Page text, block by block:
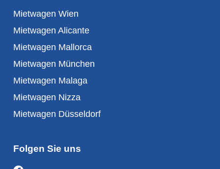
Mietwagen Wien
Mietwagen Alicante
Mietwagen Mallorca
Mietwagen München
Mietwagen Malaga
Mietwagen Nizza
Mietwagen Düsseldorf
Folgen Sie uns